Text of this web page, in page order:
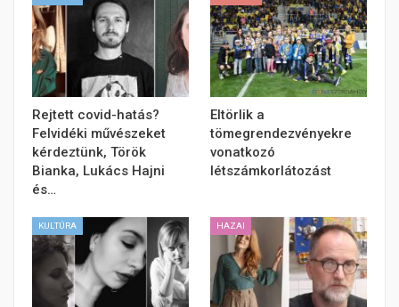
Rejtett covid-hatás?
Felvidéki művészeket
kérdeztünk, Török
Bianka, Lukács Hajni
és…
Eltörlik a
tömegrendezvényekre
vonatkozó
létszámkorlátozást
KULTÚRA HAZAI